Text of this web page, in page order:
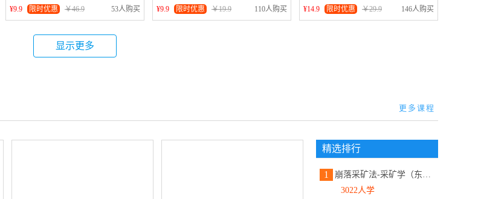
¥9.9 限时优惠 ￥46.9 53人购买 ¥9.9 限时优惠 ￥19.9 110人购买 ¥14.9 限时优惠 ￥29.9 146人购买
显示更多
更多课程
精选排行
1
崩落采矿法-采矿学（东北大学）...
3022人学